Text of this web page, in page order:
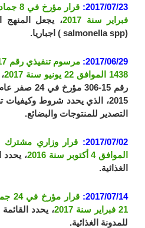
2017/07/23:
فبراير سنة 2017
، يجعل المنهج
(salmonella spp ) اجباريا.
2017/06/29:
1438 الموافق 22 يونيو سنة 2017
2015، الذي يحدد شروط
التصدير للمنتوجات والبضائع.
2017/07/02:
الموافق 4 أكتوبر سنة 2016
، يحدد
الغذائية.
2017/07/14:
21 فبراير سنة 2017
، يحدد
للمدونة الغذائية.